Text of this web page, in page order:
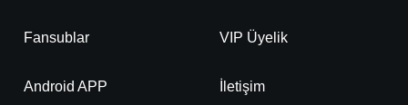
Fansublar VIP Üyelik
Android APP İletişim